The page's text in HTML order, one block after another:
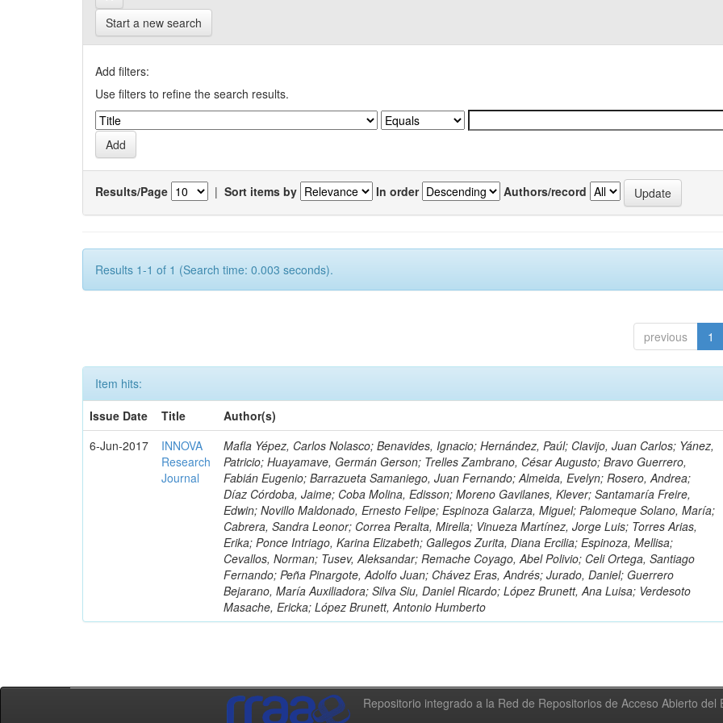
Start a new search
Add filters:
Use filters to refine the search results.
Results/Page | Sort items by In order Authors/record
Results 1-1 of 1 (Search time: 0.003 seconds).
previous 1
Item hits:
Issue Date
Title
Author(s)
6-Jun-2017
INNOVA
Research
Journal
Mafla Yépez, Carlos Nolasco; Benavides, Ignacio; Hernández, Paúl; Clavijo, Juan Carlos; Yánez,
Patricio; Huayamave, Germán Gerson; Trelles Zambrano, César Augusto; Bravo Guerrero,
Fabián Eugenio; Barrazueta Samaniego, Juan Fernando; Almeida, Evelyn; Rosero, Andrea;
Díaz Córdoba, Jaime; Coba Molina, Edisson; Moreno Gavilanes, Klever; Santamaría Freire,
Edwin; Novillo Maldonado, Ernesto Felipe; Espinoza Galarza, Miguel; Palomeque Solano, María;
Cabrera, Sandra Leonor; Correa Peralta, Mirella; Vinueza Martínez, Jorge Luis; Torres Arias,
Erika; Ponce Intriago, Karina Elizabeth; Gallegos Zurita, Diana Ercilia; Espinoza, Mellisa;
Cevallos, Norman; Tusev, Aleksandar; Remache Coyago, Abel Polivio; Celi Ortega, Santiago
Fernando; Peña Pinargote, Adolfo Juan; Chávez Eras, Andrés; Jurado, Daniel; Guerrero
Bejarano, María Auxiliadora; Silva Siu, Daniel Ricardo; López Brunett, Ana Luisa; Verdesoto
Masache, Ericka; López Brunett, Antonio Humberto
Repositorio integrado a la Red de Repositorios de Acceso Abierto del